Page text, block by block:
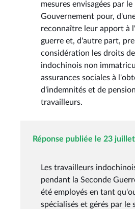
mesures envisagées par le
Gouvernement pour,
reconnaître leur apport à
guerre et, d'autre part,
considération les droits
indochinois non
assurances sociales à
d'indemnités et de
travailleurs.
Réponse publiée le 23
Les travailleurs
pendant la Seconde
été employés en tant
spécialisés et gérés par le